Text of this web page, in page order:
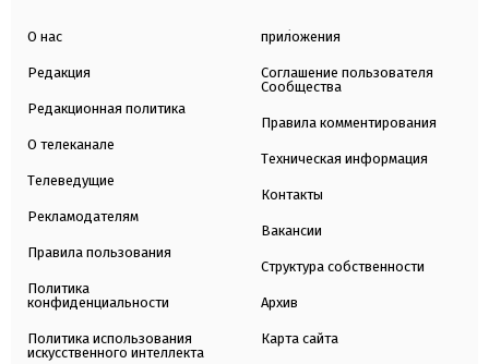
О нас
Редакция
Редакционная политика
О телеканале
Телеведущие
Рекламодателям
Правила пользования
Политика
конфиденциальности
Политика использования
искусственного интеллекта
приложения
Соглашение пользователя
Сообщества
Правила комментирования
Техническая информация
Контакты
Вакансии
Структура собственности
Архив
Карта сайта